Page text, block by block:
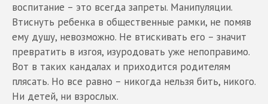
воспитание – это всегда запреты. Манипуляции.
Втиснуть ребенка в общественные рамки, не помяв
ему душу, невозможно. Не втискивать его – значит
превратить в изгоя, изуродовать уже непоправимо.
Вот в таких кандалах и приходится родителям
плясать. Но все равно – никогда нельзя бить, никого.
Ни детей, ни взрослых.